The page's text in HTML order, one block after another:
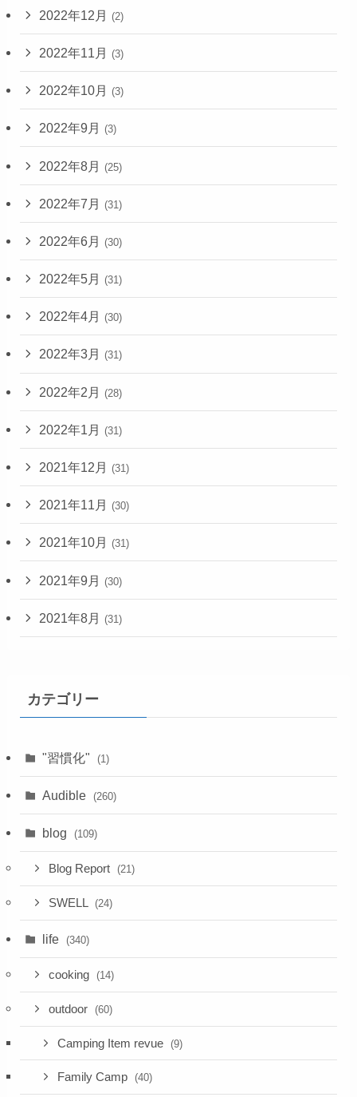
2022年12月 (2)
2022年11月 (3)
2022年10月 (3)
2022年9月 (3)
2022年8月 (25)
2022年7月 (31)
2022年6月 (30)
2022年5月 (31)
2022年4月 (30)
2022年3月 (31)
2022年2月 (28)
2022年1月 (31)
2021年12月 (31)
2021年11月 (30)
2021年10月 (31)
2021年9月 (30)
2021年8月 (31)
カテゴリー
"習慣化" (1)
Audible (260)
blog (109)
Blog Report (21)
SWELL (24)
life (340)
cooking (14)
outdoor (60)
Camping Item revue (9)
Family Camp (40)